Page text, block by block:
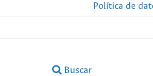
Política de
Buscar